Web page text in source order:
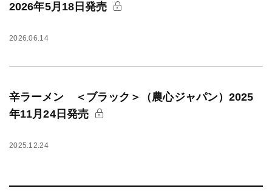
2026年5月18日発売
2026.06.14
辛ラーメン ＜ブラック＞（農心ジャパン）2025
年11月24日発売
2025.12.24